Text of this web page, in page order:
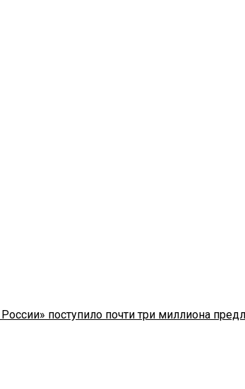
поступило почти три миллиона